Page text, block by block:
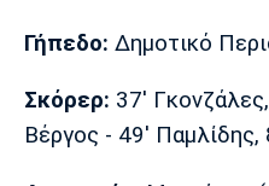
Γήπεδο: Δημοτικό
Σκόρερ: 37'
Βέργος - 49'